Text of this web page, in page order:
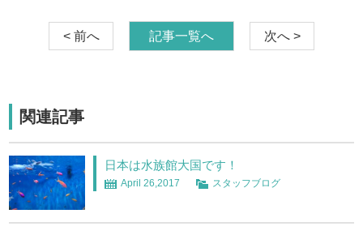
< 前へ 記事一覧へ 次へ >
関連記事
日本は水族館大国です！
April 26,2017 スタッフブログ